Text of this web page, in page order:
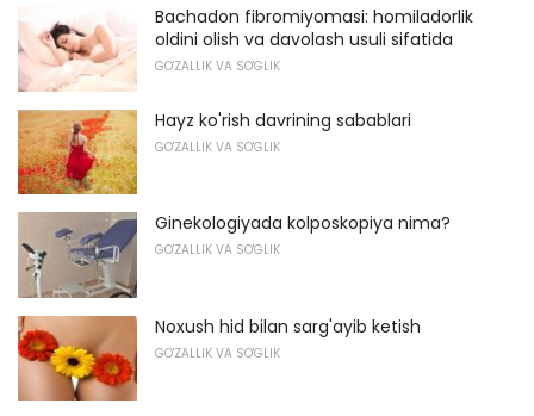
Bachadon fibromiyomasi: homiladorlik
oldini olish va davolash usuli sifatida
GO'ZALLIK VA SO'GLIK
Hayz ko'rish davrining sabablari
GO'ZALLIK VA SO'GLIK
Ginekologiyada kolposkopiya nima?
GO'ZALLIK VA SO'GLIK
Noxush hid bilan sarg'ayib ketish
GO'ZALLIK VA SO'GLIK